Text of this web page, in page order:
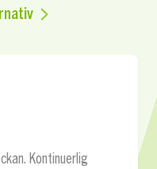
Kontinuerlig